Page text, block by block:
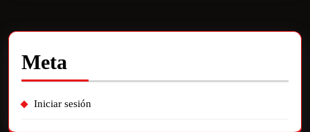
Meta
Iniciar sesión